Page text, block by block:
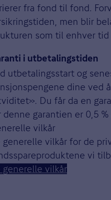
fra fond til fond.
men blir
som til enhver
i utbetalingstiden
utbetalingsstart og
dine ved
Du får da en
denne garantien er 0,5
vilkår
generelle vilkår for de
vi
generelle vilkår